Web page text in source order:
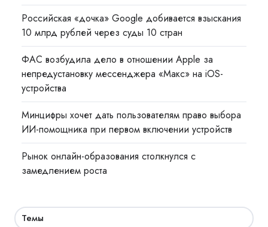
Российская «дочка» Google добивается взыскания
10 млрд рублей через суды 10 стран
ФАС возбудила дело в отношении Apple за
непредустановку мессенджера «Макс» на iOS-
устройства
Минцифры хочет дать пользователям право выбора
ИИ-помощника при первом включении устройств
Рынок онлайн-образования столкнулся с
замедлением роста
Темы